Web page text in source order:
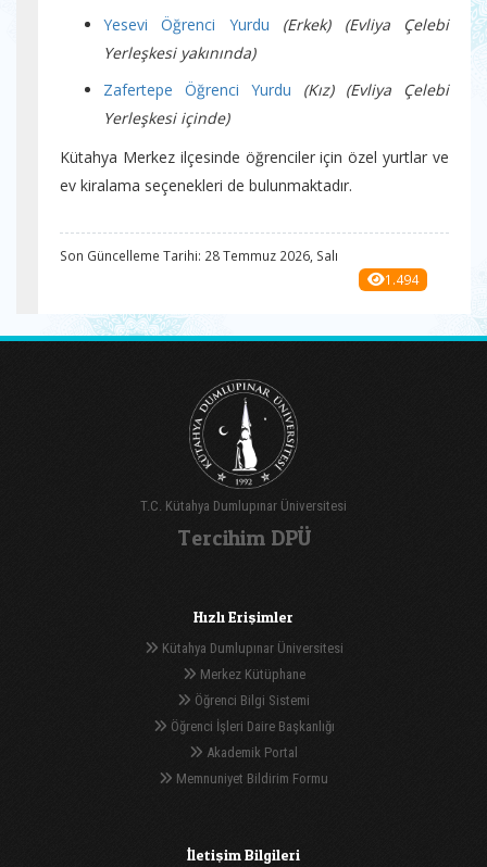
Yesevi Öğrenci Yurdu
(Erkek) (Evliya Çelebi
Yerleşkesi yakınında)
Zafertepe Öğrenci Yurdu
(Kız) (Evliya Çelebi
Yerleşkesi içinde)
Kütahya Merkez ilçesinde öğrenciler için özel yurtlar ve
ev kiralama seçenekleri de bulunmaktadır.
Son Güncelleme Tarihi: 28 Temmuz 2026, Salı
1.494
T.C. Kütahya Dumlupınar Üniversitesi
Tercihim DPÜ
Hızlı Erişimler
Kütahya Dumlupınar Üniversitesi
Merkez Kütüphane
Öğrenci Bilgi Sistemi
Öğrenci İşleri Daire Başkanlığı
Akademik Portal
Memnuniyet Bildirim Formu
İletişim Bilgileri